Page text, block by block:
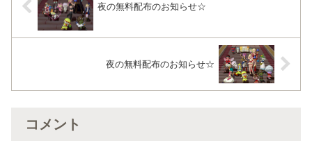
夜の無料配布のお知らせ☆
夜の無料配布のお知らせ☆
コメント